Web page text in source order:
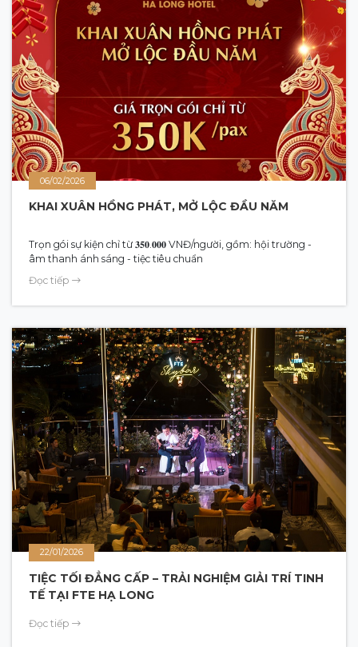
06/02/2026
KHAI XUÂN HỒNG PHÁT, MỞ LỘC ĐẦU NĂM
Trọn gói sự kiện chỉ từ 𝟑𝟓𝟎.𝟎𝟎𝟎 VNĐ/người, gồm: hội trường -
âm thanh ánh sáng - tiệc tiêu chuẩn
Đọc tiếp
22/01/2026
TIỆC TỐI ĐẲNG CẤP – TRẢI NGHIỆM GIẢI TRÍ TINH
TẾ TẠI FTE HẠ LONG
Đọc tiếp